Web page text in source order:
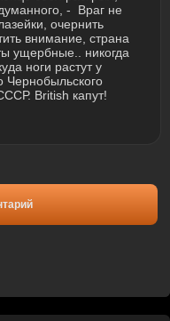
- Враг не
очернить
внимание, страна
ущербные.. никогда
ноги растут у
Чернобыльского
British капут!